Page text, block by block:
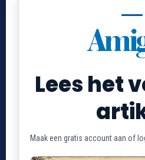
Lees het
Maak een gratis account aan of